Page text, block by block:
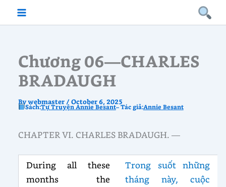
Chương 06—CHARLES
BRADAUGH
Bywebmaster /October 6, 2025
Sách:Tự Truyện Annie Besant– Tác giả:Annie Besant
CHAPTER VI. CHARLES BRADAUGH. —
During all these
months the
Trong suốt những
tháng này, cuộc